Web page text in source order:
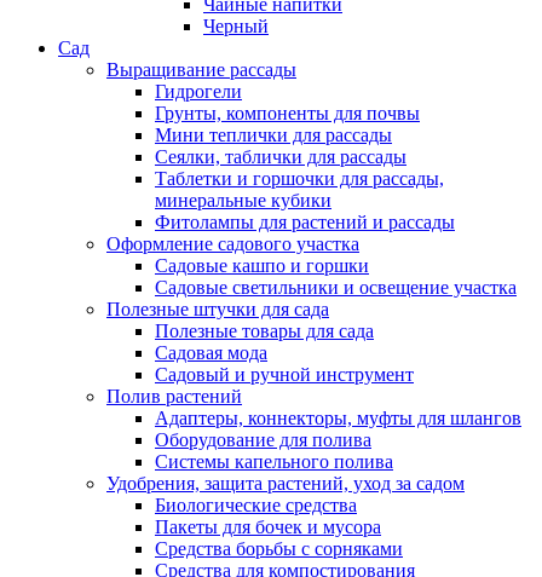
Чайные напитки
Черный
Сад
Выращивание рассады
Гидрогели
Грунты, компоненты для почвы
Мини теплички для рассады
Сеялки, таблички для рассады
Таблетки и горшочки для рассады,
минеральные кубики
Фитолампы для растений и рассады
Оформление садового участка
Садовые кашпо и горшки
Садовые светильники и освещение участка
Полезные штучки для сада
Полезные товары для сада
Садовая мода
Садовый и ручной инструмент
Полив растений
Адаптеры, коннекторы, муфты для шлангов
Оборудование для полива
Системы капельного полива
Удобрения, защита растений, уход за садом
Биологические средства
Пакеты для бочек и мусора
Средства борьбы с сорняками
Средства для компостирования